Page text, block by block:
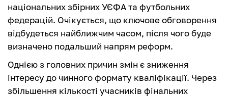
національних збірних УЄФА та футбольних
федерацій. Очікується, що ключове обговорення
відбудеться найближчим часом, після чого буде
визначено подальший напрям реформ.
Однією з головних причин змін є зниження
інтересу до чинного формату кваліфікації. Через
збільшення кількості учасників фінальних